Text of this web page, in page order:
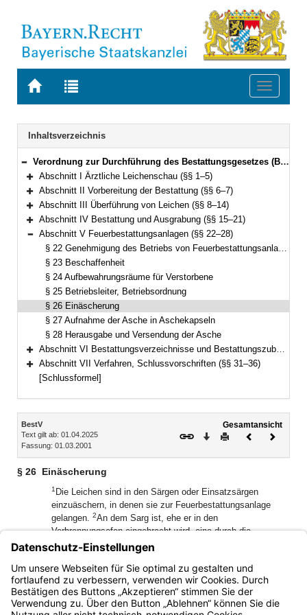
Zur
BAYERN.RECHT
Zur
letzten
Suche
Toggle
Navigation
Inhaltsverzeichnis
Bereich reduzieren
Verordnung zur Durchführung des Bestattungsgesetzes (Bestattungsverordnung – BestV) Vom 1. März 2001 (GVBl. S. 92, ber. S. 190) BayRS 2127-1-1-G (§§ 1–36)
Bereich erweitern
Abschnitt I Ärztliche Leichenschau (§§ 1–5)
Bereich erweitern
Abschnitt II Vorbereitung der Bestattung (§§ 6–7)
Bereich erweitern
Abschnitt III Überführung von Leichen (§§ 8–14)
Bereich erweitern
Abschnitt IV Bestattung und Ausgrabung (§§ 15–21)
Bereich reduzieren
Abschnitt V Feuerbestattungsanlagen (§§ 22–28)
§ 22 Genehmigung des Betriebs von Feuerbestattungsanlagen und Aufsicht
§ 23 Beschaffenheit
§ 24 Aufbewahrungsräume für Verstorbene
§ 25 Betriebsleiter, Betriebsordnung
§ 26 Einäscherung
§ 27 Aufnahme der Asche in Aschekapseln
§ 28 Herausgabe und Versendung der Asche
Bereich erweitern
Abschnitt VI Bestattungsverzeichnisse und Bestattungszubehör (§§ 29–30)
Bereich erweitern
Abschnitt VII Verfahren, Schlussvorschriften (§§ 31–36)
[Schlussformel]
Inhalt
BestV
Text gilt ab: 01.04.2025
Fassung: 01.03.2001
Gesamtansicht
Download
DruckenVorheriges
§ 26 Einäscherung
1 Die Leichen sind in den Särgen oder Einsatzsärgen
einzuäschern, in denen sie zur Feuerbestattungsanlage
gelangen. 2An dem Sarg ist, ehe er in den
Verbrennungsofen eingebracht wird, eine durch die
Ofenhitze nicht zerstörbare Marke anzubringen, auf welcher
die Nummer der Eintragung der Einäscherung in das
Bestattungsverzeichnis (§ 29) und der Name der
Feuerbestattungsanlage deutlich sichtbar sind.